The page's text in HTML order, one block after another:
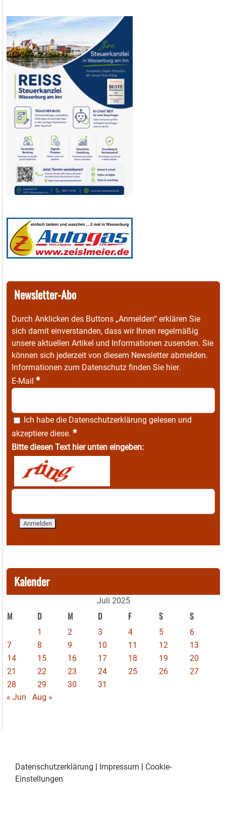
Newsletter-Abo
Durch Anklicken des Buttons „Anmelden“ erklären Sie
sich damit einverstanden, dass wir Ihnen regelmäßig
unsere aktuellen Artikel und Informationen zusenden. Sie
können sich jederzeit von diesem Newsletter abmelden.
Informationen zum Datenschutz finden Sie hier.
E-Mail *
Ich habe die Datenschutzerklärung gelesen und
akzeptiere diese. *
Bitte diesen Text hier unten eingeben:
Kalender
Juli 2025
M D M D F S S
1 2 3 4 5
6
7
8 9 10 11 12
13
14
15 16 17 18 19
20
21
22 23 24 25 26
27
28
29 30
31
« Jun
Aug »
Datenschutzerklärung | Impressum | Cookie-
Einstellungen